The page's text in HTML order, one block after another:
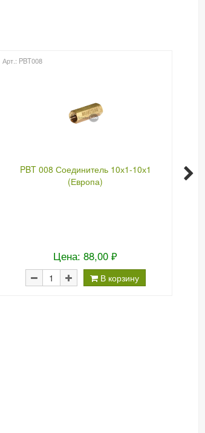
Арт.: PBT008
PBT 008 Соединитель 10х1-10х1
(Европа)
Цена: 88,00 ₽
В корзину